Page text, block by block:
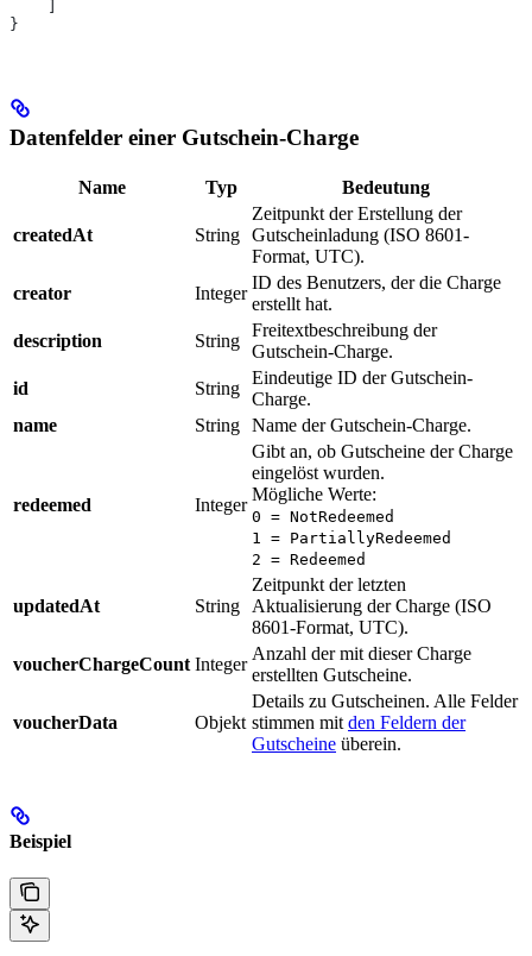
}
Datenfelder einer Gutschein-Charge
Name Typ Bedeutung
createdAt String
Zeitpunkt der Erstellung der
Gutscheinladung (ISO 8601-
Format, UTC).
creator
Integer
ID des Benutzers, der die Charge
erstellt hat.
description
String
Freitextbeschreibung der
Gutschein-Charge.
id
String
Eindeutige ID der Gutschein-
Charge.
name
String Name der Gutschein-Charge.
redeemed Integer
Gibt an, ob Gutscheine der Charge
eingelöst wurden.
Mögliche Werte:
0 = NotRedeemed
1 = PartiallyRedeemed
2 = Redeemed
updatedAt String
Zeitpunkt der letzten
Aktualisierung der Charge (ISO
8601-Format, UTC).
voucherChargeCount Integer
Anzahl der mit dieser Charge
erstellten Gutscheine.
voucherData Objekt
Details zu Gutscheinen. Alle Felder
stimmen mit den Feldern der
Gutscheine überein.
Beispiel